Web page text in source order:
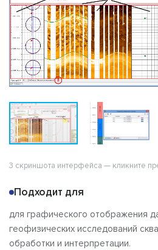
3 скриншота интерфейса — кликните
Подходит для
для графического отображения
геофизических исследований
обработки и интерпретации.